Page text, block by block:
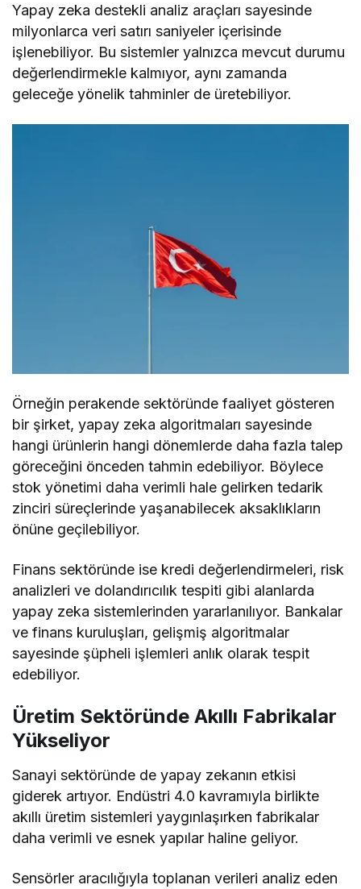
Yapay zeka destekli analiz araçları sayesinde
milyonlarca veri satırı saniyeler içerisinde
işlenebiliyor. Bu sistemler yalnızca mevcut durumu
değerlendirmekle kalmıyor, aynı zamanda
geleceğe yönelik tahminler de üretebiliyor.
Örneğin perakende sektöründe faaliyet gösteren
bir şirket, yapay zeka algoritmaları sayesinde
hangi ürünlerin hangi dönemlerde daha fazla talep
göreceğini önceden tahmin edebiliyor. Böylece
stok yönetimi daha verimli hale gelirken tedarik
zinciri süreçlerinde yaşanabilecek aksaklıkların
önüne geçilebiliyor.
Finans sektöründe ise kredi değerlendirmeleri, risk
analizleri ve dolandırıcılık tespiti gibi alanlarda
yapay zeka sistemlerinden yararlanılıyor. Bankalar
ve finans kuruluşları, gelişmiş algoritmalar
sayesinde şüpheli işlemleri anlık olarak tespit
edebiliyor.
Üretim Sektöründe Akıllı Fabrikalar
Yükseliyor
Sanayi sektöründe de yapay zekanın etkisi
giderek artıyor. Endüstri 4.0 kavramıyla birlikte
akıllı üretim sistemleri yaygınlaşırken fabrikalar
daha verimli ve esnek yapılar haline geliyor.
Sensörler aracılığıyla toplanan verileri analiz eden